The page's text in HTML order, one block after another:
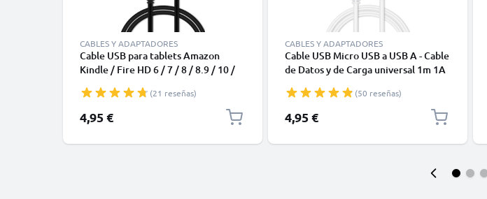
CABLES Y ADAPTADORES
Cable USB para tablets Amazon
Kindle / Fire HD 6 / 7 / 8 / 8.9 / 10 /
Voyage - Cable de Carga y Datos 2.0
1m 1A negro PVC
(21 reseñas)
4,95 €
CABLES Y ADAPTADORES
Cable USB Micro USB a USB A - Cable
de Datos y de Carga universal 1m 1A
(50 reseñas)
4,95 €